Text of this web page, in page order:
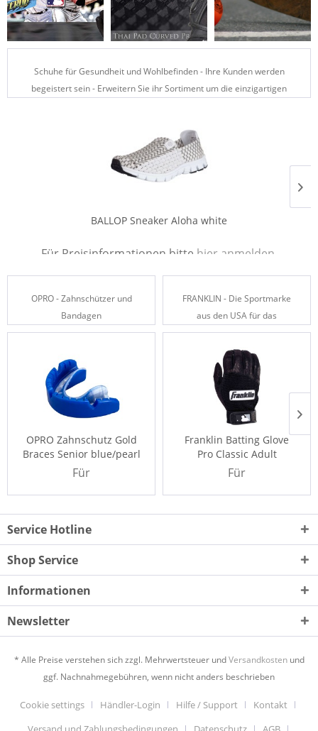
BALLOP Sneaker Aloha white
Für Preisinformationen bitte hier anmelden
Schuhe für Gesundheit und Wohlbefinden - Ihre Kunden werden
begeistert sein - Erweitern Sie ihr Sortiment um die einzigartigen
OPRO - Zahnschützer und
Bandagen
OPRO Zahnschutz Gold
Braces Senior blue/pearl
Für
FRANKLIN - Die Sportmarke
aus den USA für das
Besondere
Franklin Batting Glove
Pro Classic Adult
Für
Service Hotline
Shop Service
Informationen
Newsletter
* Alle Preise verstehen sich zzgl. Mehrwertsteuer undVersandkostenund
ggf. Nachnahmegebühren, wenn nicht anders beschrieben
Cookie settings Händler-Login Hilfe / Support
Kontakt